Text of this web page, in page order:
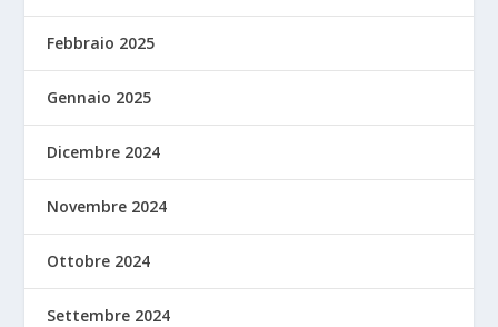
Febbraio 2025
Gennaio 2025
Dicembre 2024
Novembre 2024
Ottobre 2024
Settembre 2024